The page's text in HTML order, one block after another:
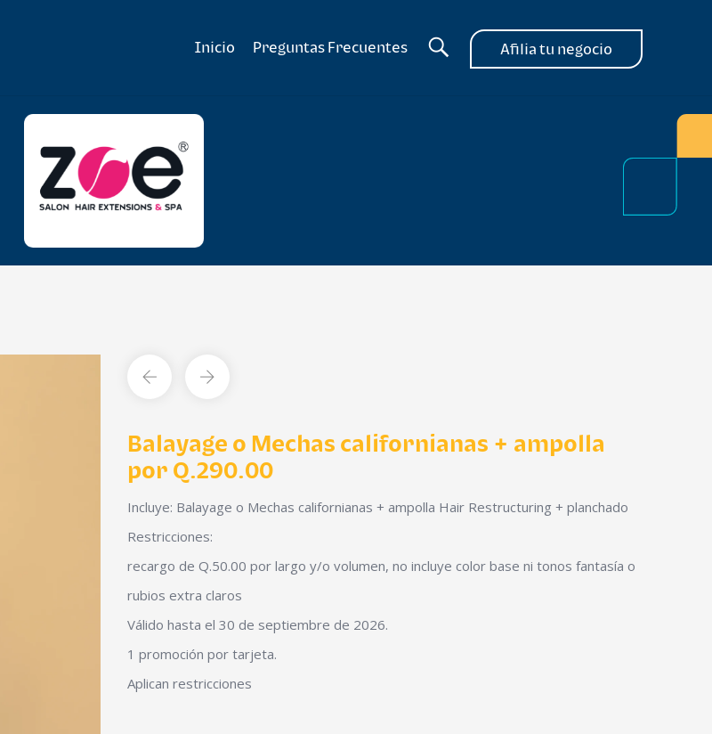
Inicio Preguntas Frecuentes Afilia tu negocio
Balayage o Mechas californianas + ampolla
por Q.290.00
Incluye: Balayage o Mechas californianas + ampolla Hair Restructuring + planchado
Restricciones:
recargo de Q.50.00 por largo y/o volumen, no incluye color base ni tonos fantasía o
rubios extra claros
Válido hasta el 30 de septiembre de 2026.
1 promoción por tarjeta.
Aplican restricciones